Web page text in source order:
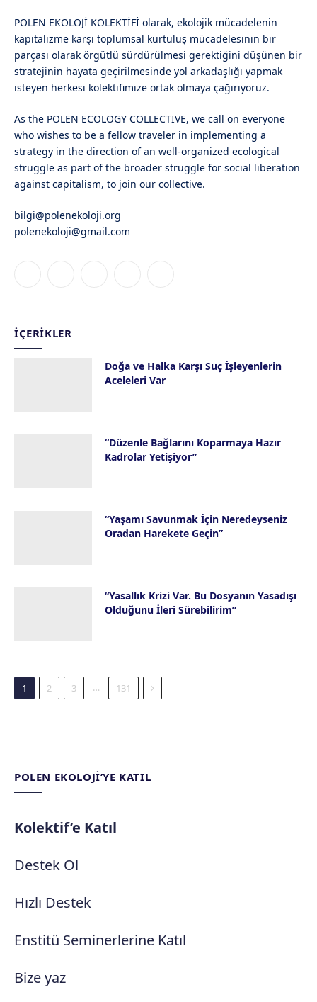
POLEN EKOLOJİ KOLEKTİFİ olarak, ekolojik mücadelenin
kapitalizme karşı toplumsal kurtuluş mücadelesinin bir
parçası olarak örgütlü sürdürülmesi gerektiğini düşünen bir
stratejinin hayata geçirilmesinde yol arkadaşlığı yapmak
isteyen herkesi kolektifimize ortak olmaya çağırıyoruz.
As the POLEN ECOLOGY COLLECTIVE, we call on everyone
who wishes to be a fellow traveler in implementing a
strategy in the direction of an well-organized ecological
struggle as part of the broader struggle for social liberation
against capitalism, to join our collective.
bilgi@polenekoloji.org
polenekoloji@gmail.com
İÇERIKLER
Doğa ve Halka Karşı Suç İşleyenlerin
Aceleleri Var
“Düzenle Bağlarını Koparmaya Hazır
Kadrolar Yetişiyor”
“Yaşamı Savunmak İçin Neredeyseniz
Oradan Harekete Geçin”
“Yasallık Krizi Var. Bu Dosyanın Yasadışı
Olduğunu İleri Sürebilirim”
1 2 3 … 131 Next
POLEN EKOLOJI’YE KATIL
Kolektif’e Katıl
Destek Ol
Hızlı Destek
Enstitü Seminerlerine Katıl
Bize yaz